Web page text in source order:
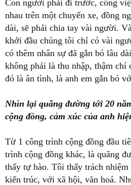
Con người phải đi trước, công
nhau trên một chuyến xe, đồng
dài, sẽ phải chia tay vài người.
khởi đầu chúng tôi chỉ có vài
có thêm nhân sự đã gắn bó lâu
không phải là thu nhập, thậm chí
đó là ân tình, là anh em gắn bó
Nhìn lại quãng đường tới 20
cộng đồng, cảm xúc của anh
Từ 1 công trình cộng đồng đầu
trình cộng đồng khác, là quãng
thấy tự hào. Tôi thấy trách
kiến trúc, với xã hội, văn hoá.